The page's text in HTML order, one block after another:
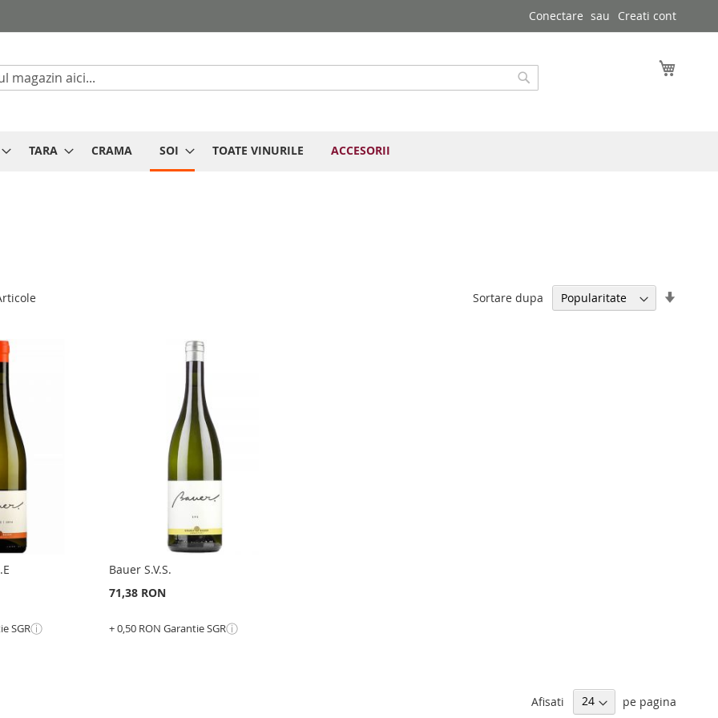
Conectare Creati cont
Cautare
TARA CRAMA SOI TOATE VINURILE ACCESORII
Sortare dupa
SGRⓘ
Bauer S.V.S.
71,38 RON
+ 0,50 RON Garantie SGRⓘ
Afisati pe pagina